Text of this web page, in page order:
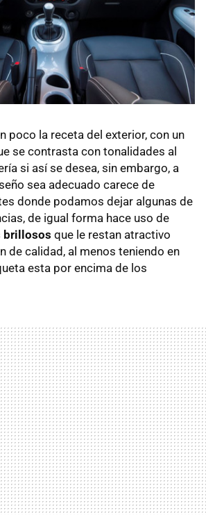
poco la receta del exterior, con un
se contrasta con tonalidades al
si así se desea, sin embargo, a
sea adecuado carece de
donde podamos dejar algunas de
de igual forma hace uso de
brillosos que le restan atractivo
de calidad, al menos teniendo en
esta por encima de los